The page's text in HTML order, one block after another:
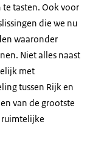
te tasten. Ook voor
die we nu
waaronder
Niet alles naast
met
tussen Rijk en
van de grootste
ruimtelijke